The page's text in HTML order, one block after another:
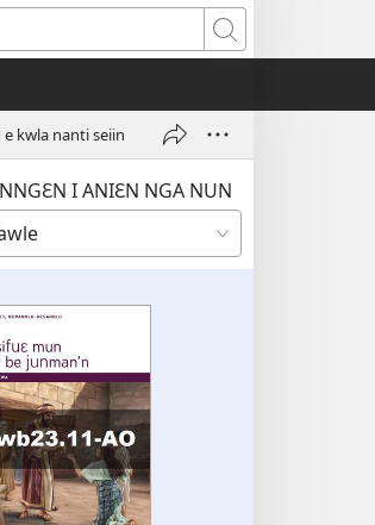
Kunndɛ
e kwla nanti seiin
I ANIƐN NGA NUN